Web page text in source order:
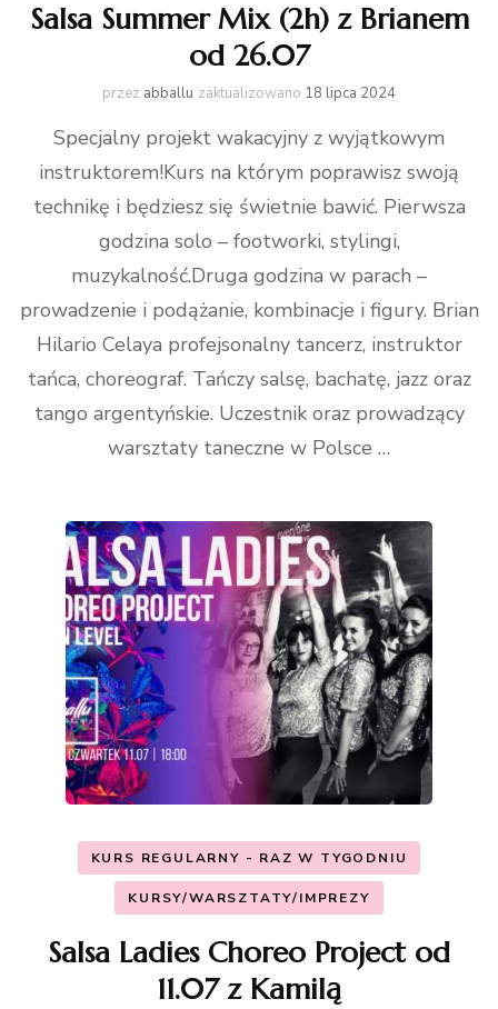
Salsa Summer Mix (2h) z Brianem
od 26.07
przez abballu zaktualizowano 18 lipca 2024
Specjalny projekt wakacyjny z wyjątkowym
instruktorem!Kurs na którym poprawisz swoją
technikę i będziesz się świetnie bawić. Pierwsza
godzina solo – footworki, stylingi,
muzykalność.Druga godzina w parach –
prowadzenie i podążanie, kombinacje i figury. Brian
Hilario Celaya profejsonalny tancerz, instruktor
tańca, choreograf. Tańczy salsę, bachatę, jazz oraz
tango argentyńskie. Uczestnik oraz prowadzący
warsztaty taneczne w Polsce …
KURS REGULARNY - RAZ W TYGODNIU
KURSY/WARSZTATY/IMPREZY
Salsa Ladies Choreo Project od
11.07 z Kamilą